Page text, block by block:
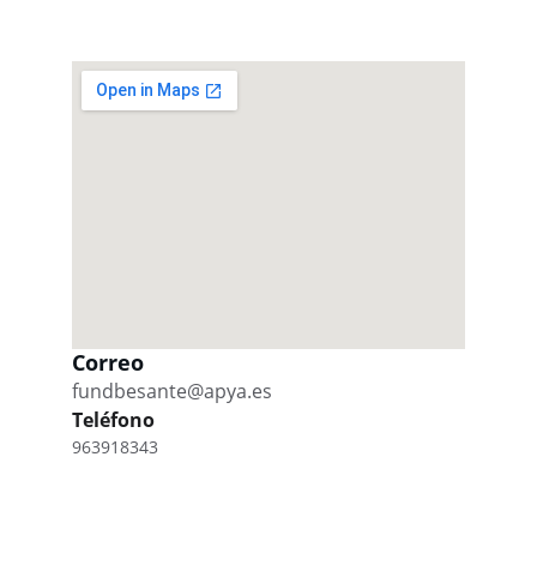
Correo
fundbesante@apya.es
Teléfono
963918343